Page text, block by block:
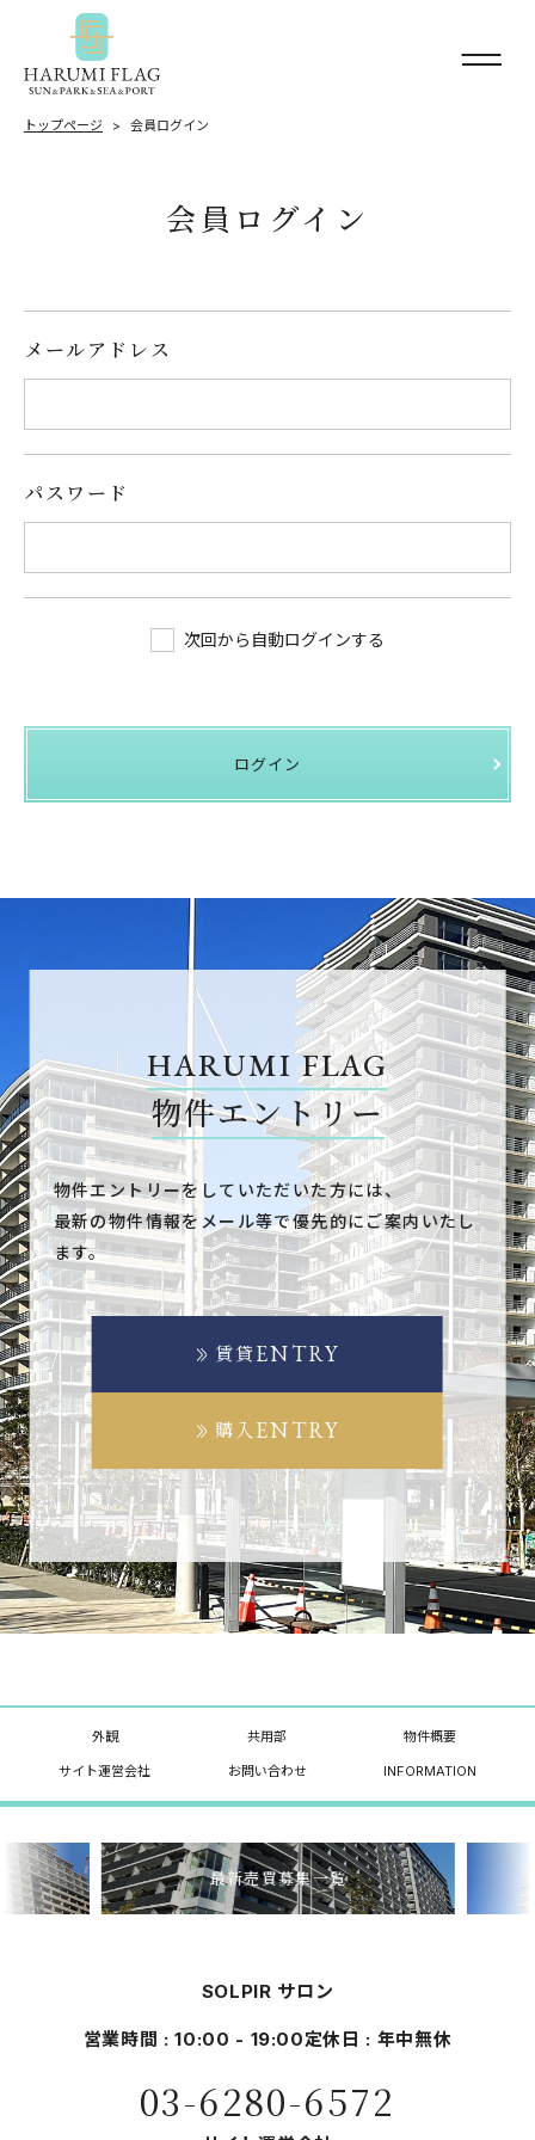
トップページ 会員ログイン
会員ログイン
メールアドレス
パスワード
次回から自動ログインする
ログイン
HARUMI FLAG
物件エントリー
物件エントリーをしていただいた方には、
最新の物件情報をメール等で優先的にご案内いたし
ます。
賃貸 ENTRY
購入 ENTRY
外観 共用部 物件概要
サイト運営会社 お問い合わせ INFORMATION
最新売買募集一覧
SOLPIR サロン
営業時間 : 10:00 - 19:00定休日 : 年中無休
03-6280-6572